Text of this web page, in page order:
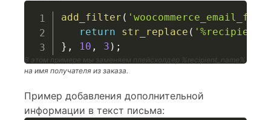
add_filter (
return
str_replace (
} , 10 , 3 ) ;
В этом примере мы заменяем плейсхолдер %recipient_name%
на имя получателя из заказа.
Пример добавления дополнительной
информации в текст письма: